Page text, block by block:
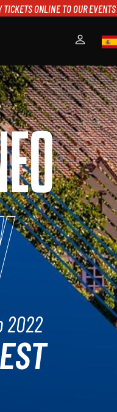
TICKETS ONLINE TO OUR EVENTS
A1PADEL
RANKING
CALENDARIO
TORNEOS
NOTICIAS
MULTIMEDIA
SCOREBOARD
STREAMING
2022